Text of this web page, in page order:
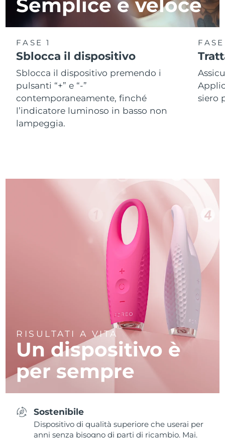
Semplice e veloce
FASE 1
Sblocca il dispositivo
Sblocca il dispositivo premendo i
pulsanti “+” e “-”
contemporaneamente, finché
l’indicatore luminoso in basso non
lampeggia.
siero
RISULTATI A VITA
Un dispositivo è
per sempre
Sostenibile
Dispositivo di qualità superiore che userai per
anni senza bisogno di parti di ricambio. Mai.